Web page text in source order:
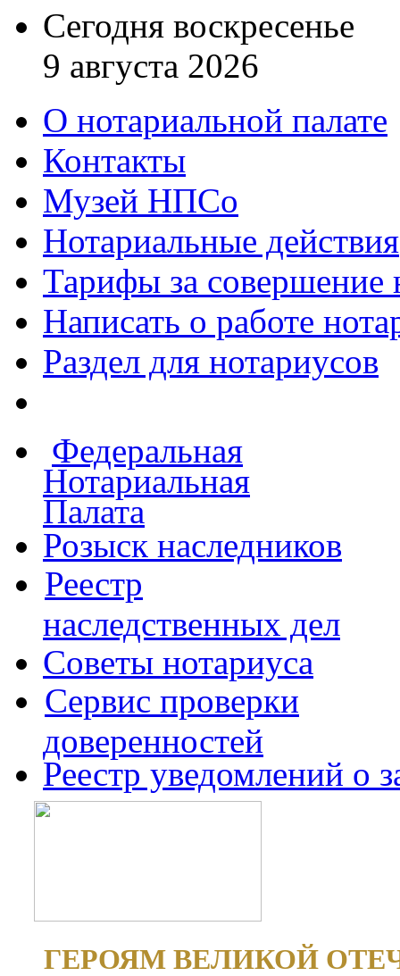
Сегодня воскресенье
9 августа 2026
О нотариальной палате
Контакты
Музей НПСо
Нотариальные действия
Тарифы за совершение
Написать о работе
Раздел для нотариусов
Федеральная
Нотариальная
Палата
Розыск наследников
Реестр
наследственных дел
Советы нотариуса
Сервис проверки
доверенностей
Реестр уведомлений о
ГЕРОЯМ ВЕЛИКОЙ